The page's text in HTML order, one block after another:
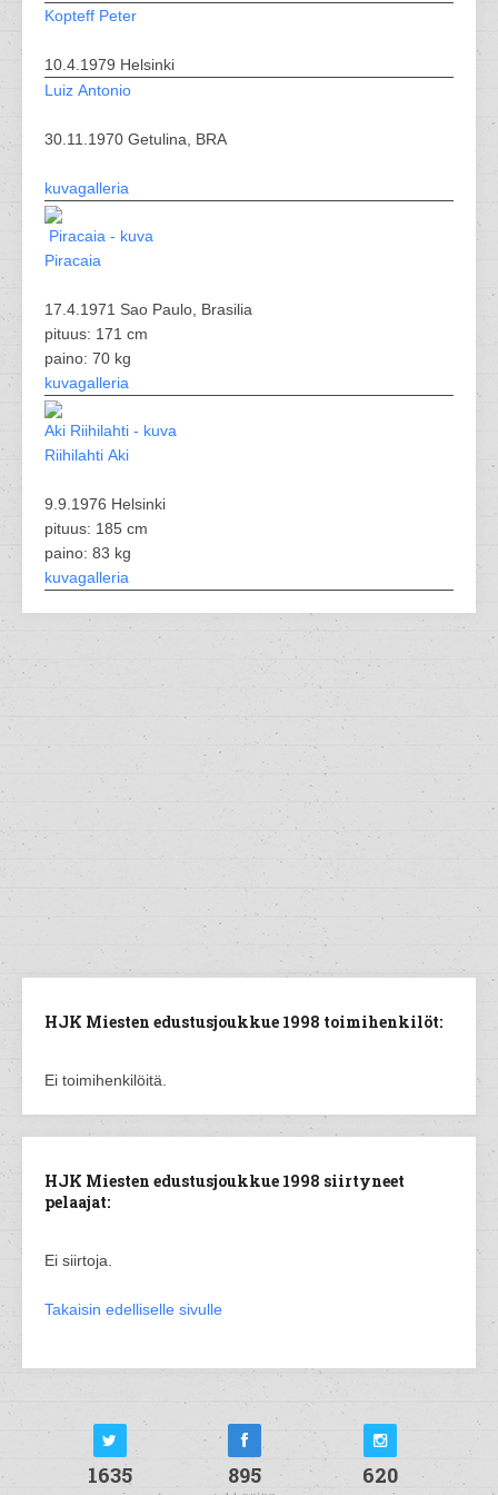
Kopteff Peter
10.4.1979 Helsinki
Luiz Antonio
30.11.1970 Getulina, BRA
kuvagalleria
Piracaia
17.4.1971 Sao Paulo, Brasilia
pituus: 171 cm
paino: 70 kg
kuvagalleria
Riihilahti Aki
9.9.1976 Helsinki
pituus: 185 cm
paino: 83 kg
kuvagalleria
HJK Miesten edustusjoukkue 1998 toimihenkilöt:
Ei toimihenkilöitä.
HJK Miesten edustusjoukkue 1998 siirtyneet
pelaajat:
Ei siirtoja.
Takaisin edelliselle sivulle
1635 895 620